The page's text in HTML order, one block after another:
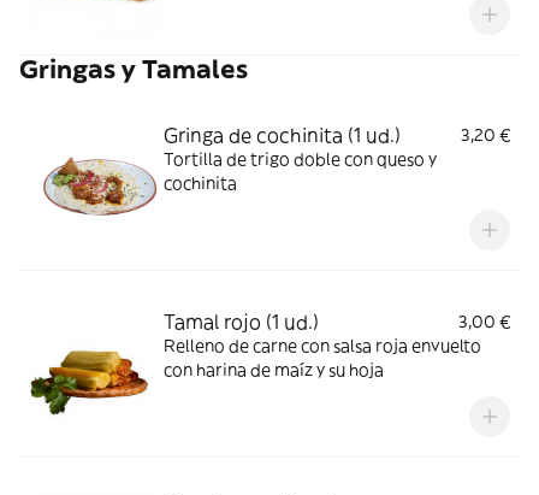
Gringas y Tamales
Gringa de cochinita (1 ud.)
3,20 €
Tortilla de trigo doble con queso y
cochinita
Tamal rojo (1 ud.)
3,00 €
Relleno de carne con salsa roja envuelto
con harina de maíz y su hoja